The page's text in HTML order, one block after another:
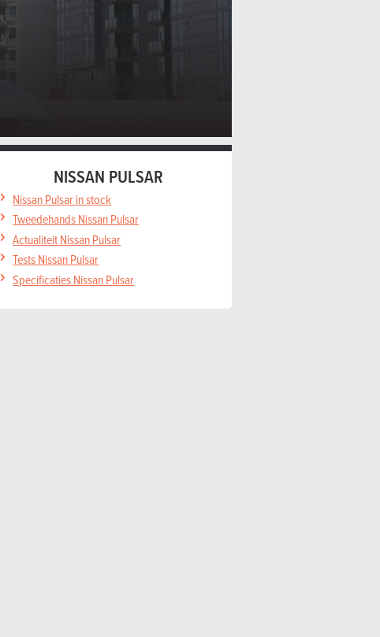
NISSAN PULSAR
Nissan Pulsar in stock
Tweedehands Nissan Pulsar
Actualiteit Nissan Pulsar
Tests Nissan Pulsar
Specificaties Nissan Pulsar